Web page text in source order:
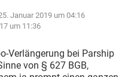
Januar 2019 um 04:16
um 11:36
Verlängerung bei Parship
von § 627 BGB,